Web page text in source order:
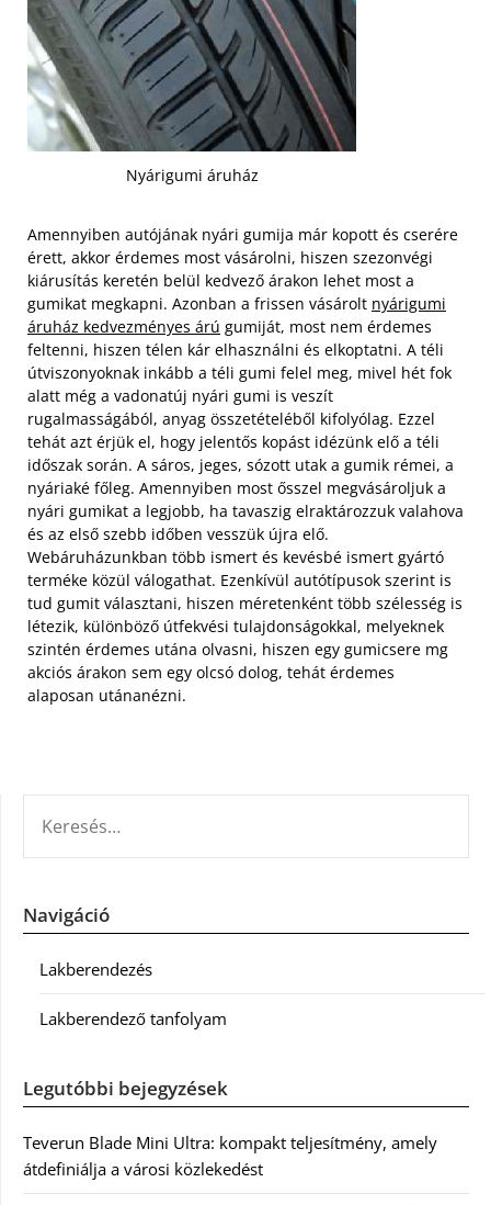
Nyárigumi áruház
Amennyiben autójának nyári gumija már kopott és cserére
érett, akkor érdemes most vásárolni, hiszen szezonvégi
kiárusítás keretén belül kedvező árakon lehet most a
gumikat megkapni. Azonban a frissen vásárolt nyárigumi
áruház kedvezményes árú gumiját, most nem érdemes
feltenni, hiszen télen kár elhasználni és elkoptatni. A téli
útviszonyoknak inkább a téli gumi felel meg, mivel hét fok
alatt még a vadonatúj nyári gumi is veszít
rugalmasságából, anyag összetételéből kifolyólag. Ezzel
tehát azt érjük el, hogy jelentős kopást idézünk elő a téli
időszak során. A sáros, jeges, sózott utak a gumik rémei, a
nyáriaké főleg. Amennyiben most ősszel megvásároljuk a
nyári gumikat a legjobb, ha tavaszig elraktározzuk valahova
és az első szebb időben vesszük újra elő.
Webáruházunkban több ismert és kevésbé ismert gyártó
terméke közül válogathat. Ezenkívül autótípusok szerint is
tud gumit választani, hiszen méretenként több szélesség is
létezik, különböző útfekvési tulajdonságokkal, melyeknek
szintén érdemes utána olvasni, hiszen egy gumicsere mg
akciós árakon sem egy olcsó dolog, tehát érdemes
alaposan utánanézni.
Navigáció
Lakberendezés
Lakberendező tanfolyam
Legutóbbi bejegyzések
Teverun Blade Mini Ultra: kompakt teljesítmény, amely
átdefiniálja a városi közlekedést